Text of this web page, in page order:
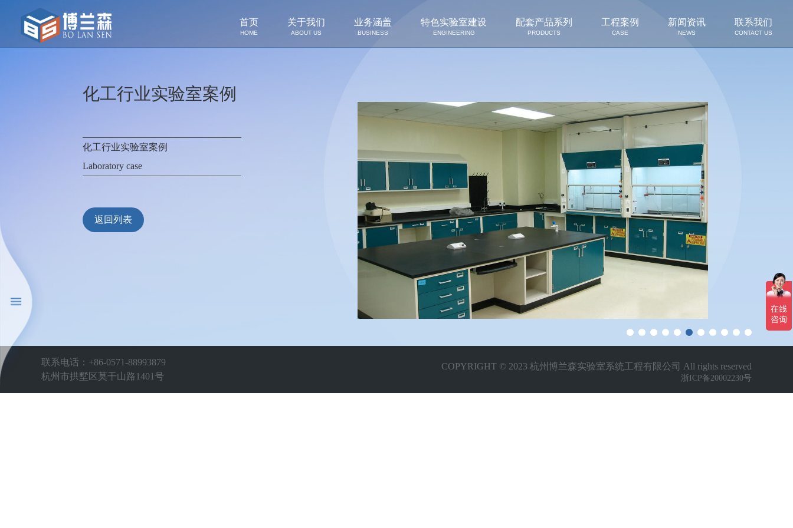
首页
HOME
关于我们
ABOUT US
业务涵盖
BUSINESS
特色实验室建设
ENGINEERING
配套产品系列
PRODUCTS
工程案例
CASE
新闻资讯
NEWS
联系我们
CONTACT US
化工行业实验室案例
化工行业实验室案例
Laboratory case
返回列表
联系电话：+86-0571-88993879
杭州市拱墅区莫干山路1401号
COPYRIGHT © 2023 杭州博兰森实验室系统工程有限公司 All rights reserved
浙ICP备20002230号